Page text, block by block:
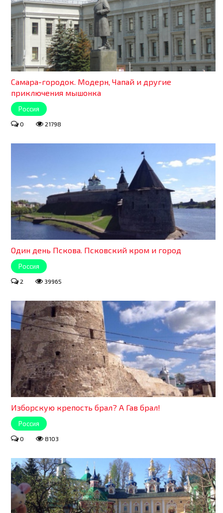
Самара-городок. Модерн, Чапай и другие
приключения мышонка
Россия
0 21798
Один день Пскова. Псковский кром и город
Россия
2 39965
Изборскую крепость брал? А Гав брал!
Россия
0 8103